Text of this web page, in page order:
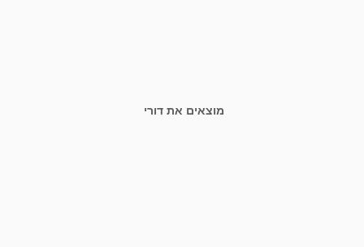
מוצאים את דורי